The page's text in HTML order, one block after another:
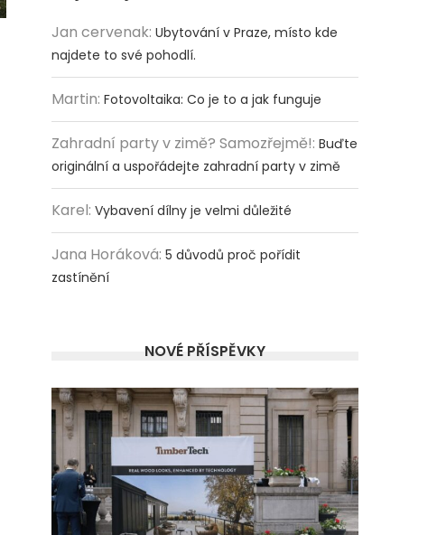
Jan cervenak: Ubytování v Praze, místo kde
najdete to své pohodlí.
Martin: Fotovoltaika: Co je to a jak funguje
Zahradní party v zimě? Samozřejmě!: Buďte
originální a uspořádejte zahradní party v zimě
Karel: Vybavení dílny je velmi důležité
Jana Horáková: 5 důvodů proč pořídit
zastínění
NOVÉ PŘÍSPĚVKY